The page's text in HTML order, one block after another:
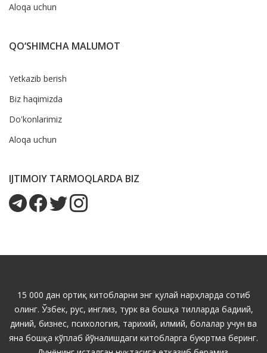
Aloqa uchun
QO‘SHIMCHA MALUMOT
Yetkazib berish
Biz haqimizda
Do'konlarimiz
Aloqa uchun
IJTIMOIY TARMOQLARDA BIZ
15 000 дан ортиқ китобларни энг қулай нарҳларда сотиб
олинг. Ўзбек, рус, инглиз, турк ва бошқа тилларда бадиий,
диний, бизнес, психология, тарихий, илмий, болалар учун ва
яна бошқа кўплаб йўналишдаги китобларга буюртма беринг.